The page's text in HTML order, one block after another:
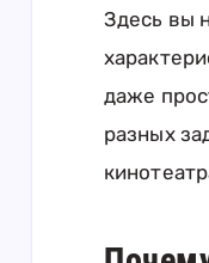
Здесь вы
даже
разных